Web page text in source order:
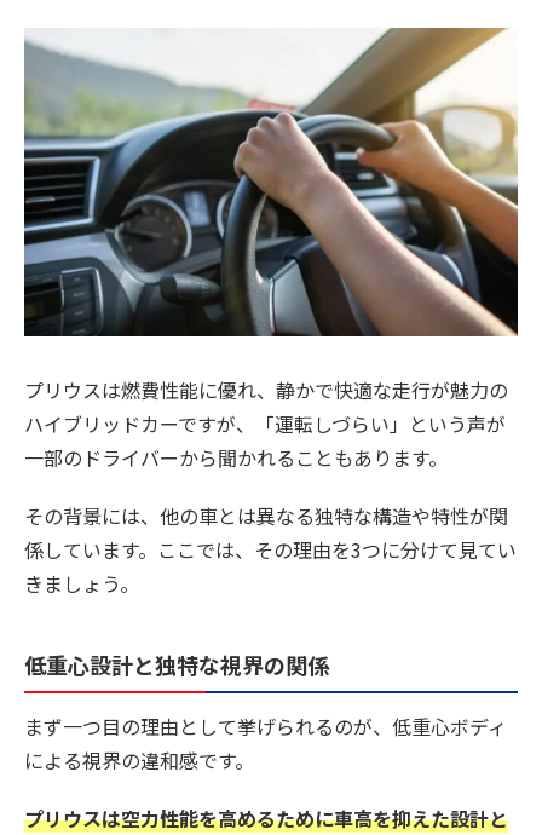
プリウスは燃費性能に優れ、静かで快適な走行が魅力の
ハイブリッドカーですが、「運転しづらい」という声が
一部のドライバーから聞かれることもあります。
その背景には、他の車とは異なる独特な構造や特性が関
係しています。ここでは、その理由を3つに分けて見てい
きましょう。
低重心設計と独特な視界の関係
まず一つ目の理由として挙げられるのが、低重心ボディ
による視界の違和感です。
プリウスは空力性能を高めるために車高を抑えた設計と